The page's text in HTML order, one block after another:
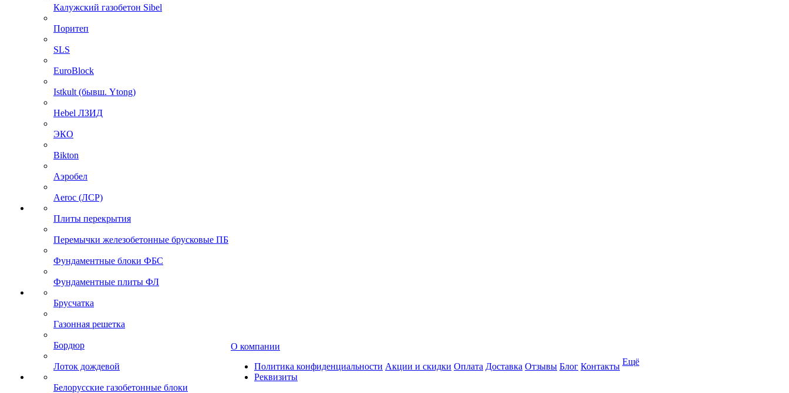
Калужский газобетон Sibel
Поритеп
SLS
EuroBlock
Istkult (бывш. Ytong)
Hebel ЛЗИД
ЭКО
Bikton
Аэробел
Aeroc (ЛСР)
Плиты перекрытия
Перемычки железобетонные брусковые ПБ
Фундаментные блоки ФБС
Фундаментные плиты ФЛ
Брусчатка
Газонная решетка
Бордюр
Лоток дождевой
Белорусские газобетонные блоки
О компании
Политика конфиденциальности
Реквизиты
Акции и скидки Оплата Доставка Отзывы Блог Контакты Ещё